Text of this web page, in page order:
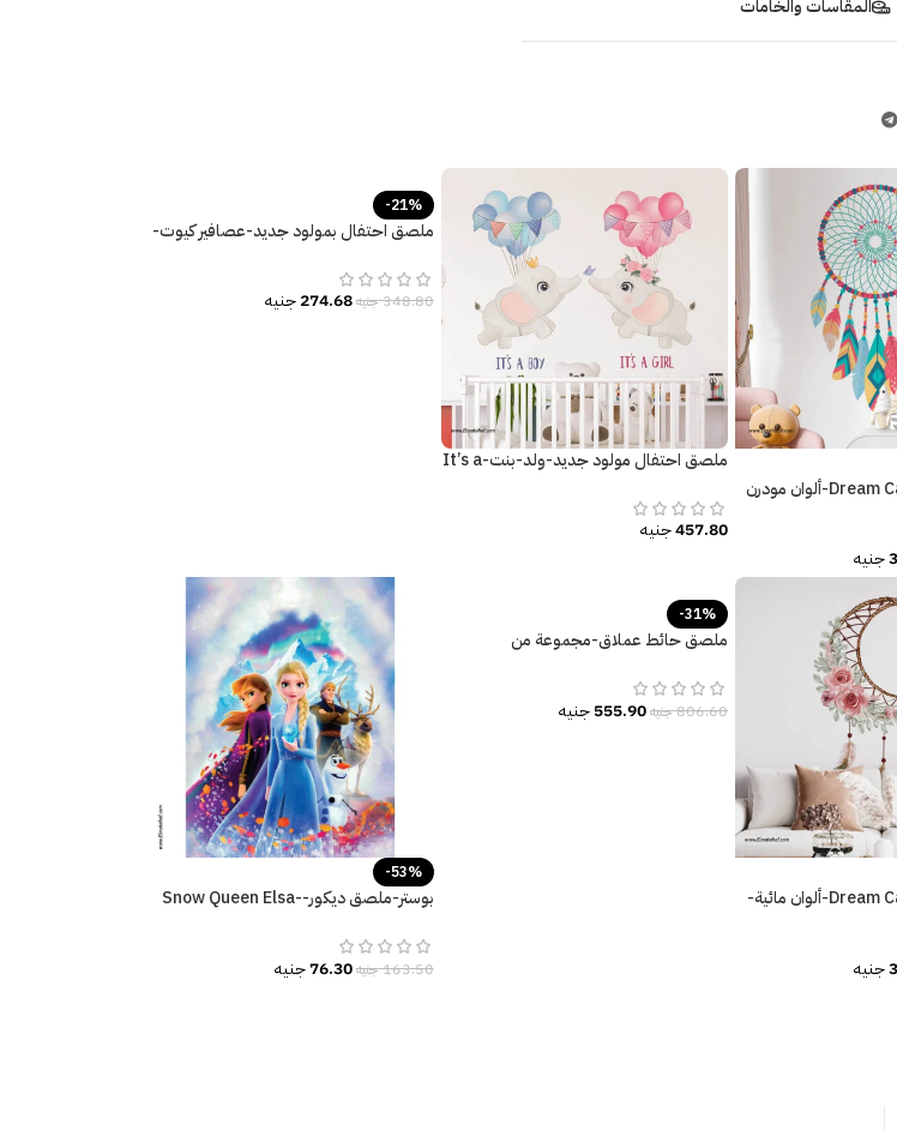
المقاسات والخامات
دريم كاتشر-Dream Catcher-ألوان مودرن
جنيه
ملصق احتفال مولود جديد-ولد-بنت-It’s a
457.80جنيه
-21%
ملصق احتفال بمولود جديد-عصافير كيوت-
348.80جنيه274.68 جنيه
دريم كاتشر-Dream Catcher-ألوان مائية-
جنيه
-31%
ملصق حائط عملاق-مجموعة من
806.60جنيه555.90جنيه
-53%
بوستر-ملصق ديكور-Snow Queen Elsa-
163.50جنيه76.30جنيه